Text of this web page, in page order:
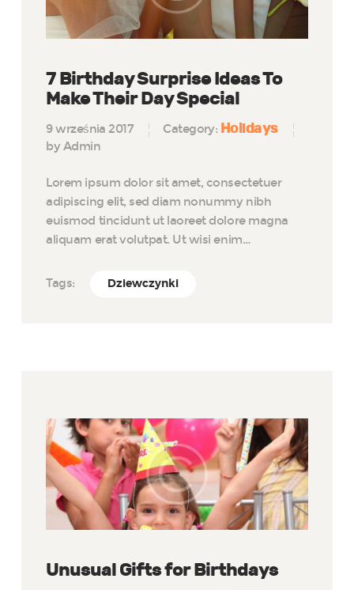
7 Birthday Surprise Ideas To
Make Their Day Special
9 września 2017 Category: Holidays
by Admin
Lorem ipsum dolor sit amet, consectetuer
adipiscing elit, sed diam nonummy nibh
euismod tincidunt ut laoreet dolore magna
aliquam erat volutpat. Ut wisi enim…
Tags: Dziewczynki
Unusual Gifts for Birthdays